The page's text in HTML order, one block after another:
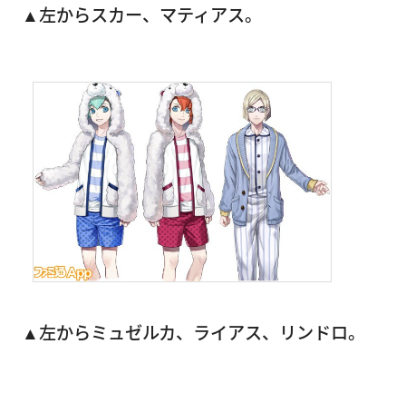
▲左からスカー、マティアス。
▲左からミュゼルカ、ライアス、リンドロ。